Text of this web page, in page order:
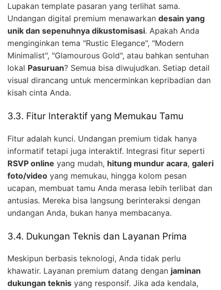
Lupakan template pasaran yang terlihat sama.
Undangan digital premium menawarkan desain yang
unik dan sepenuhnya dikustomisasi. Apakah Anda
menginginkan tema "Rustic Elegance", "Modern
Minimalist", "Glamourous Gold", atau bahkan sentuhan
lokal Pasuruan? Semua bisa diwujudkan. Setiap detail
visual dirancang untuk mencerminkan kepribadian dan
kisah cinta Anda.
3.3. Fitur Interaktif yang Memukau Tamu
Fitur adalah kunci. Undangan premium tidak hanya
informatif tetapi juga interaktif. Integrasi fitur seperti
RSVP online yang mudah, hitung mundur acara, galeri
foto/video yang memukau, hingga kolom pesan
ucapan, membuat tamu Anda merasa lebih terlibat dan
antusias. Mereka bisa langsung berinteraksi dengan
undangan Anda, bukan hanya membacanya.
3.4. Dukungan Teknis dan Layanan Prima
Meskipun berbasis teknologi, Anda tidak perlu
khawatir. Layanan premium datang dengan jaminan
dukungan teknis yang responsif. Jika ada kendala,